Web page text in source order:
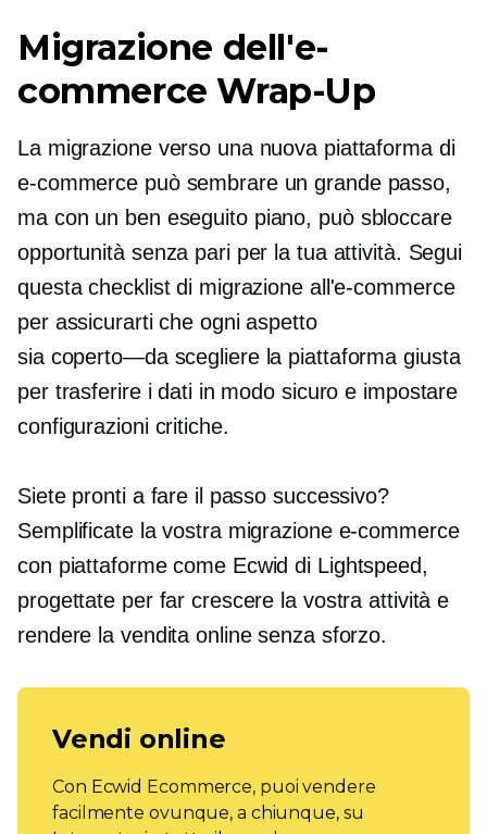
Migrazione dell'e-
commerceWrap-Up
La migrazione verso una nuova piattaforma di
e-commerce può sembrare un grande passo,
ma con un ben eseguitopiano, può sbloccare
opportunità senza pari per la tua attività. Segui
questa checklist di migrazione all'e-commerce
per assicurarti che ogni aspetto
sia coperto—dascegliere la piattaforma giusta
per trasferire i dati in modo sicuro e impostare
configurazioni critiche.
Siete pronti a fare il passo successivo?
Semplificate la vostra migrazione e-commerce
con piattaforme come Ecwid di Lightspeed,
progettate per far crescere la vostra attività e
rendere la vendita online senza sforzo.
Vendi online
Con Ecwid Ecommerce, puoi vendere
facilmente ovunque, a chiunque, su